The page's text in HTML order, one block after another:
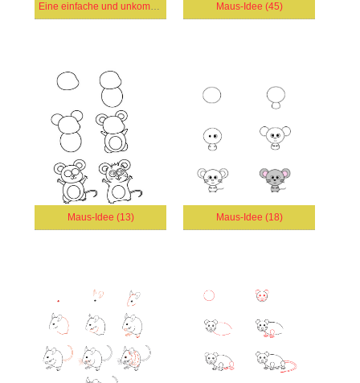
Eine einfache und unkomplizierte Maus Maus-Idee (45)
Maus-Idee (13) Maus-Idee (18)